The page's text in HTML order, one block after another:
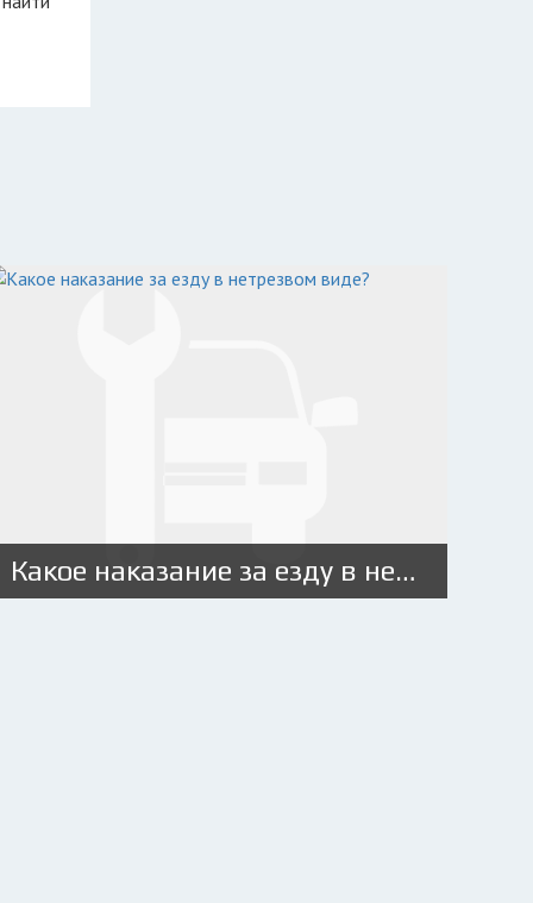
Какое наказание за езду в нетрезвом виде?